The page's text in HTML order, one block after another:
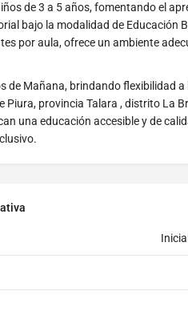
de 3 a 5 años, fomentando el
bajo la modalidad de Educación
por aula, ofrece un ambiente
de Mañana, brindando flexibilidad a
provincia Talara , distrito La
una educación accesible y de